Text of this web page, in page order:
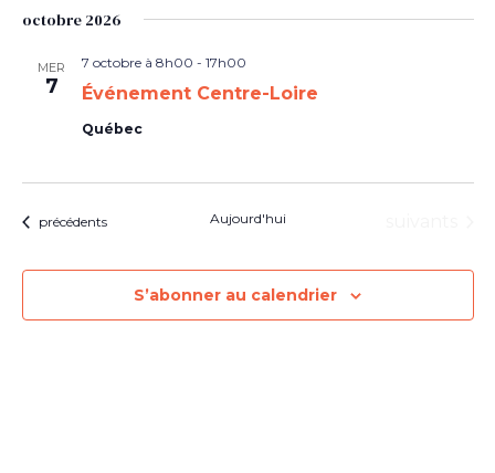
une
octobre 2026
MER
7 Événement Centre-Loire
7 octobre à 8h00 - 17h00
Québec
Évènements
précédents Aujourd'hui
S’abonner au calendrier